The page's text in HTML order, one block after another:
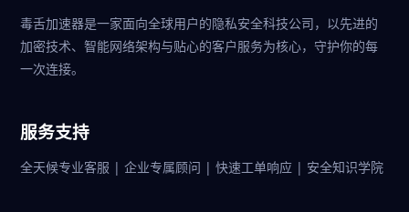
毒舌加速器是一家面向全球用户的隐私安全科技公司，以先进的
加密技术、智能网络架构与贴心的客户服务为核心，守护你的每
一次连接。
服务支持
全天候专业客服 | 企业专属顾问 | 快速工单响应 | 安全知识学院